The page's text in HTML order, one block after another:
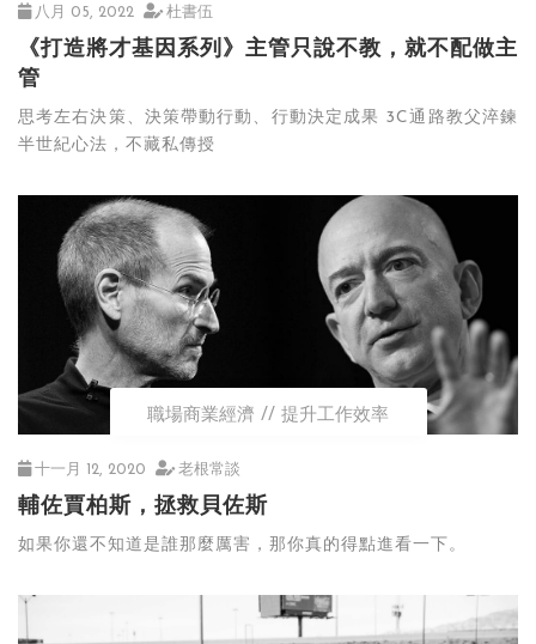
八月 05, 2022 杜書伍
《打造將才基因系列》主管只說不教，就不配做主
管
思考左右決策、決策帶動行動、行動決定成果 3C通路教父淬鍊
半世紀心法，不藏私傳授
職場商業經濟 提升工作效率
十一月 12, 2020 老根常談
輔佐賈柏斯，拯救貝佐斯
如果你還不知道是誰那麼厲害，那你真的得點進看一下。